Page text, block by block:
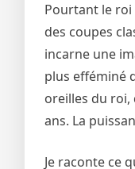
Pourtant le roi
des coupes
incarne une
plus efféminé
oreilles du roi,
ans. La
Je raconte ce